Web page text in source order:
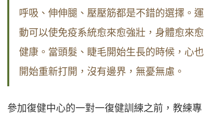
呼吸、伸伸腿、壓壓筋都是不錯的選擇。運
動可以使免疫系統愈來愈強壯，身體愈來愈
健康。當頭髮、睫毛開始生長的時候，心也
開始重新打開，沒有邊界，無憂無慮。
參加復健中心的一對一復健訓練之前，教練專